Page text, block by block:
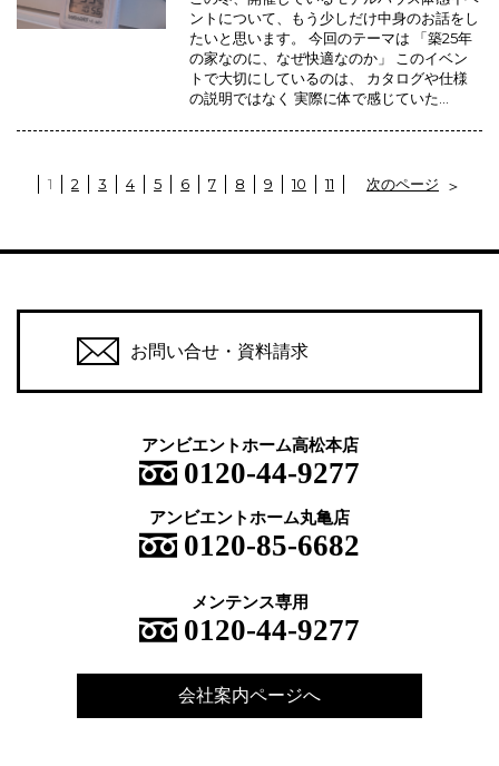
ントについて、もう少しだけ中身のお話をし
たいと思います。 今回のテーマは 「築25年
の家なのに、なぜ快適なのか」 このイベン
トで大切にしているのは、 カタログや仕様
の説明ではなく 実際に体で感じていた…
1 2 3 4 5 6 7 8 9 10 11 次のページ
お問い合せ・資料請求
アンビエントホーム高松本店
0120-44-9277
アンビエントホーム丸亀店
0120-85-6682
メンテンス専用
0120-44-9277
会社案内ページへ